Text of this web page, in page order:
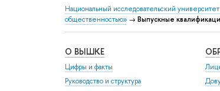
Национальный исследовательский
общественностью» → Выпускные
О ВЫШКЕ
Цифры и факты
Руководство и структура